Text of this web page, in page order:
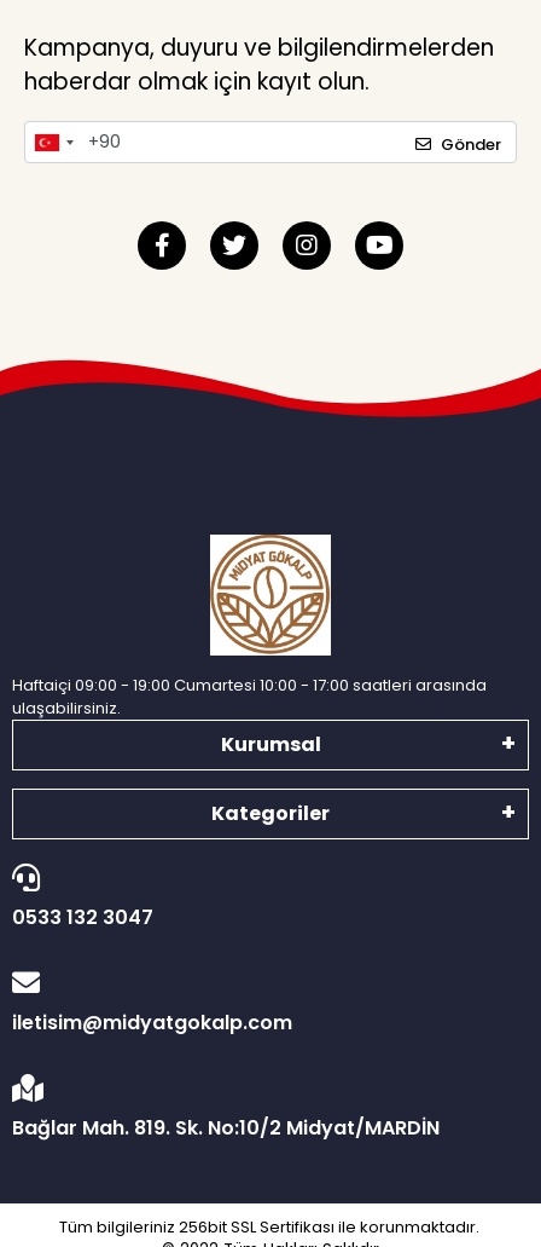
Kampanya, duyuru ve bilgilendirmelerden
haberdar olmak için kayıt olun.
Gönder
Haftaiçi 09:00 - 19:00 Cumartesi 10:00 - 17:00 saatleri arasında
ulaşabilirsiniz.
Kurumsal
Kategoriler
0533 132 3047
iletisim@midyatgokalp.com
Bağlar Mah. 819. Sk. No:10/2 Midyat/MARDİN
Tüm bilgileriniz 256bit SSL Sertifikası ile korunmaktadır.